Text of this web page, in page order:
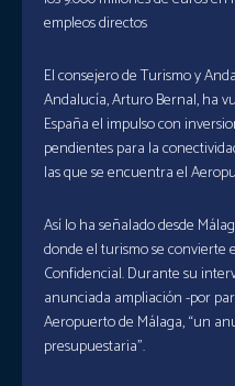
empleos directos
El consejero de Turismo y
Andalucía, Arturo Bernal, ha
España el impulso con
pendientes para la
las que se encuentra el
Así lo ha señalado desde
donde el turismo se convierte
Confidencial. Durante su
anunciada ampliación -por
Aeropuerto de Málaga, “un
presupuestaria”.